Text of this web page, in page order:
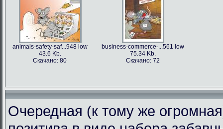
animals-safety-saf...948 low
43.6 Kb.
Скачано: 80
business-commerce-...561 low
75.34 Kb.
Скачано: 72
Очередная (к тому же